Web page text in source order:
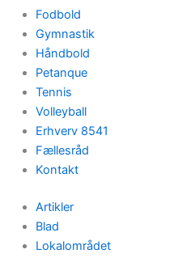
Fodbold
Gymnastik
Håndbold
Petanque
Tennis
Volleyball
Erhverv 8541
Fællesråd
Kontakt
Artikler
Blad
Lokalområdet